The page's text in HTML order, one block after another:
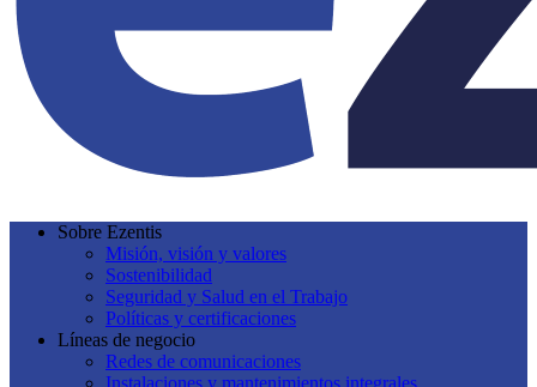
Sobre Ezentis
Misión, visión y valores
Sostenibilidad
Seguridad y Salud en el Trabajo
Políticas y certificaciones
Líneas de negocio
Redes de comunicaciones
Instalaciones y mantenimientos integrales